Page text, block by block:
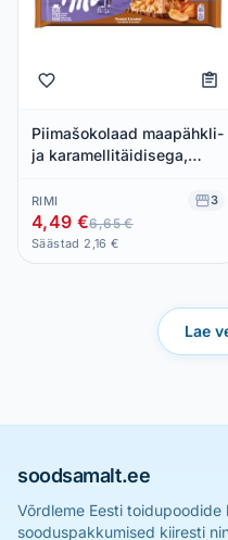
Piimašokolaad maapähkli-
ja karamellitäidisega,
RIMI 3
4,49 €6,65 €
Säästad 2,16 €
Lae
soodsamalt.ee
Võrdleme Eesti
sooduspakkumised kiiresti